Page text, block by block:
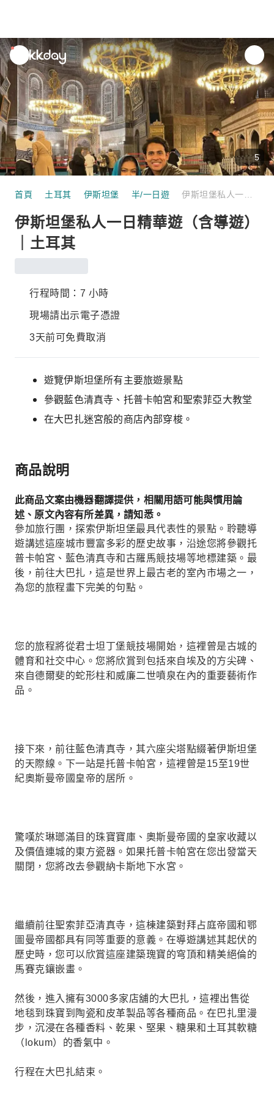
unread
notifications
5
首頁 土耳其 伊斯坦堡 半/一日遊
伊斯坦堡私人一日精華遊（含導遊）
｜土耳其
行程時間：7 小時
現場請出示電子憑證
3天前可免費取消
遊覽伊斯坦堡所有主要旅遊景點
參觀藍色清真寺、托普卡帕宮和聖索菲亞大教堂
在大巴扎迷宮般的商店內部穿梭。
商品說明
此商品文案由機器翻譯提供，相關用語可能與慣用論
述、原文內容有所差異，請知悉。
參加旅行團，探索伊斯坦堡最具代表性的景點。聆聽導
遊講述這座城市豐富多彩的歷史故事，沿途您將參觀托
普卡帕宮、藍色清真寺和古羅馬競技場等地標建築。最
後，前往大巴扎，這是世界上最古老的室內市場之一，
為您的旅程畫下完美的句點。
您的旅程將從君士坦丁堡競技場開始，這裡曾是古城的
體育和社交中心。您將欣賞到包括來自埃及的方尖碑、
來自德爾斐的蛇形柱和威廉二世噴泉在內的重要藝術作
品。
接下來，前往藍色清真寺，其六座尖塔點綴著伊斯坦堡
的天際線。下一站是托普卡帕宮，這裡曾是15至19世
紀奧斯曼帝國皇帝的居所。
驚嘆於琳瑯滿目的珠寶寶庫、奧斯曼帝國的皇家收藏以
及價值連城的東方瓷器。如果托普卡帕宮在您出發當天
關閉，您將改去參觀納卡斯地下水宮。
繼續前往聖索菲亞清真寺，這棟建築對拜占庭帝國和鄂
圖曼帝國都具有同等重要的意義。在導遊講述其起伏的
歷史時，您可以欣賞這座建築瑰寶的穹頂和精美絕倫的
馬賽克鑲嵌畫。
然後，進入擁有3000多家店舖的大巴扎，這裡出售從
地毯到珠寶到陶瓷和皮革製品等各種商品。在巴扎里漫
步，沉浸在各種香料、乾果、堅果、糖果和土耳其軟糖
（lokum）的香氣中。
行程在大巴扎結束。